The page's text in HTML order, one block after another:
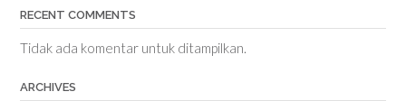
RECENT COMMENTS
Tidak ada komentar untuk ditampilkan.
ARCHIVES